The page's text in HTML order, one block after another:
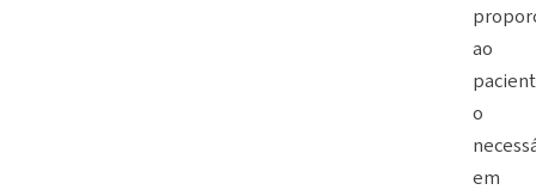
ao
o
em